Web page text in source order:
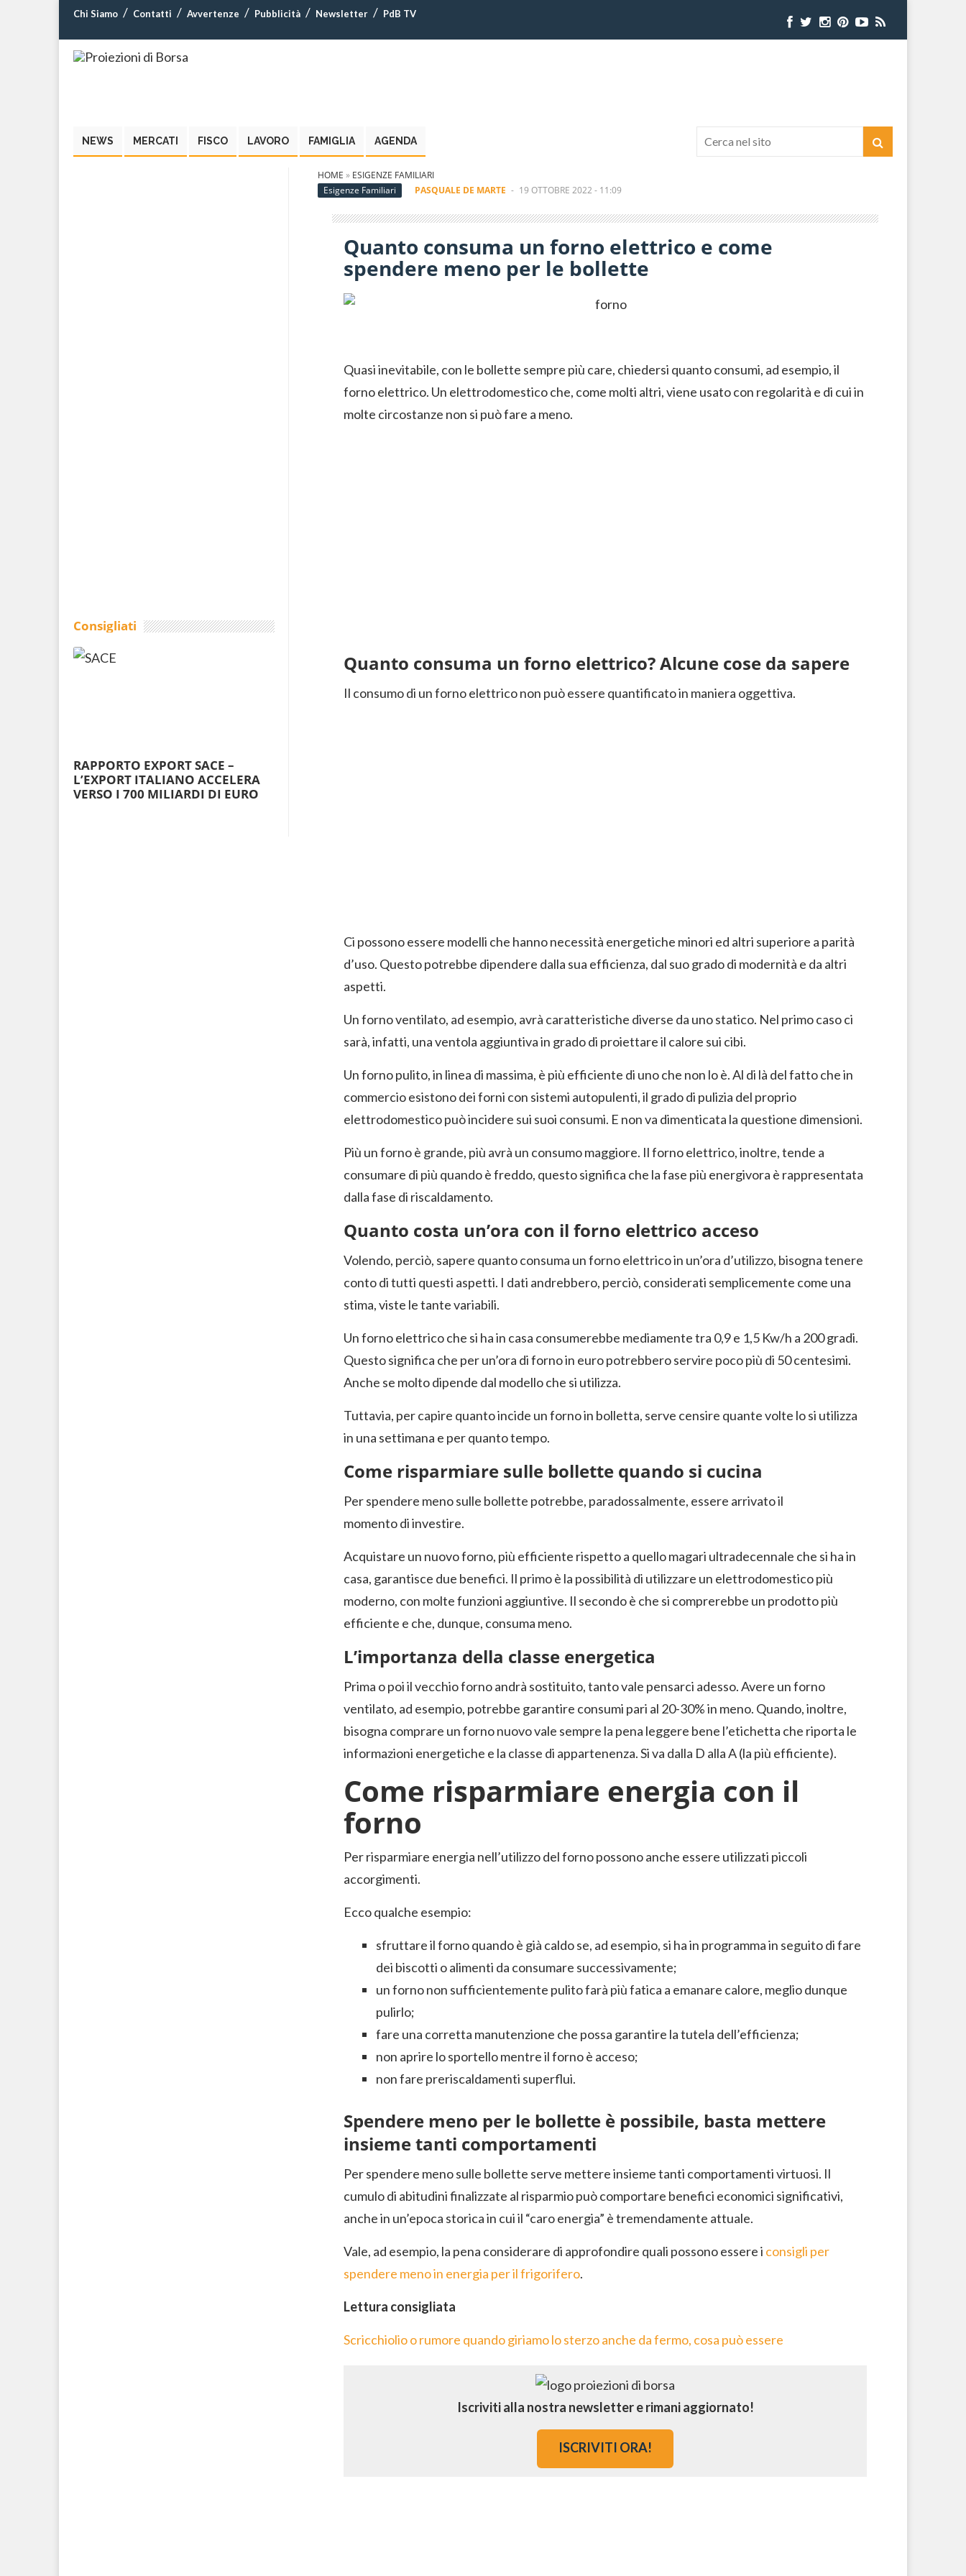
Chi Siamo Contatti Avvertenze Pubblicità Newsletter PdB TV
NEWS MERCATI FISCO LAVORO FAMIGLIA AGENDA
HOME » ESIGENZE FAMILIARI
Esigenze Familiari
PASQUALE DE MARTE - 19 OTTOBRE 2022 - 11:09
Quanto consuma un forno elettrico e come
spendere meno per le bollette
Quasi inevitabile, con le bollette sempre più care, chiedersi quanto consumi, ad esempio, il
forno elettrico. Un elettrodomestico che, come molti altri, viene usato con regolarità e di cui in
molte circostanze non si può fare a meno.
Quanto consuma un forno elettrico? Alcune cose da sapere
Il consumo di un forno elettrico non può essere quantificato in maniera oggettiva.
Ci possono essere modelli che hanno necessità energetiche minori ed altri superiore a parità
d’uso. Questo potrebbe dipendere dalla sua efficienza, dal suo grado di modernità e da altri
aspetti.
Un forno ventilato, ad esempio, avrà caratteristiche diverse da uno statico. Nel primo caso ci
sarà, infatti, una ventola aggiuntiva in grado di proiettare il calore sui cibi.
Un forno pulito, in linea di massima, è più efficiente di uno che non lo è. Al di là del fatto che in
commercio esistono dei forni con sistemi autopulenti, il grado di pulizia del proprio
elettrodomestico può incidere sui suoi consumi. E non va dimenticata la questione dimensioni.
Più un forno è grande, più avrà un consumo maggiore. Il forno elettrico, inoltre, tende a
consumare di più quando è freddo, questo significa che la fase più energivora è rappresentata
dalla fase di riscaldamento.
Quanto costa un’ora con il forno elettrico acceso
Volendo, perciò, sapere quanto consuma un forno elettrico in un’ora d’utilizzo, bisogna tenere
conto di tutti questi aspetti. I dati andrebbero, perciò, considerati semplicemente come una
stima, viste le tante variabili.
Un forno elettrico che si ha in casa consumerebbe mediamente tra 0,9 e 1,5 Kw/h a 200 gradi.
Questo significa che per un’ora di forno in euro potrebbero servire poco più di 50 centesimi.
Anche se molto dipende dal modello che si utilizza.
Tuttavia, per capire quanto incide un forno in bolletta, serve censire quante volte lo si utilizza
in una settimana e per quanto tempo.
Come risparmiare sulle bollette quando si cucina
Per spendere meno sulle bollette potrebbe, paradossalmente, essere arrivato il
momento di investire.
Acquistare un nuovo forno, più efficiente rispetto a quello magari ultradecennale che si ha in
casa, garantisce due benefici. Il primo è la possibilità di utilizzare un elettrodomestico più
moderno, con molte funzioni aggiuntive. Il secondo è che si comprerebbe un prodotto più
efficiente e che, dunque, consuma meno.
L’importanza della classe energetica
Prima o poi il vecchio forno andrà sostituito, tanto vale pensarci adesso. Avere un forno
ventilato, ad esempio, potrebbe garantire consumi pari al 20-30% in meno. Quando, inoltre,
bisogna comprare un forno nuovo vale sempre la pena leggere bene l’etichetta che riporta le
informazioni energetiche e la classe di appartenenza. Si va dalla D alla A (la più efficiente).
Come risparmiare energia con il
forno
Per risparmiare energia nell’utilizzo del forno possono anche essere utilizzati piccoli
accorgimenti.
Ecco qualche esempio:
sfruttare il forno quando è già caldo se, ad esempio, si ha in programma in seguito di fare
dei biscotti o alimenti da consumare successivamente;
un forno non sufficientemente pulito farà più fatica a emanare calore, meglio dunque
pulirlo;
fare una corretta manutenzione che possa garantire la tutela dell’efficienza;
non aprire lo sportello mentre il forno è acceso;
non fare preriscaldamenti superflui.
Spendere meno per le bollette è possibile, basta mettere
insieme tanti comportamenti
Per spendere meno sulle bollette serve mettere insieme tanti comportamenti virtuosi. Il
cumulo di abitudini finalizzate al risparmio può comportare benefici economici significativi,
anche in un’epoca storica in cui il “caro energia” è tremendamente attuale.
Vale, ad esempio, la pena considerare di approfondire quali possono essere i consigli per
spendere meno in energia per il frigorifero.
Lettura consigliata
Scricchiolio o rumore quando giriamo lo sterzo anche da fermo, cosa può essere
Iscriviti alla nostra newsletter e rimani aggiornato!
ISCRIVITI ORA!
Consigliati
RAPPORTO EXPORT SACE –
L’EXPORT ITALIANO ACCELERA
VERSO I 700 MILIARDI DI EURO